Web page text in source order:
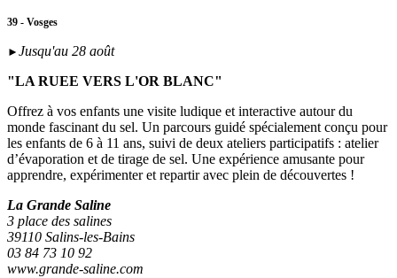
39 - Vosges
► Jusqu'au 28 août
"LA RUEE VERS L'OR BLANC"
Offrez à vos enfants une visite ludique et interactive autour du
monde fascinant du sel. Un parcours guidé spécialement conçu pour
les enfants de 6 à 11 ans, suivi de deux ateliers participatifs : atelier
d’évaporation et de tirage de sel. Une expérience amusante pour
apprendre, expérimenter et repartir avec plein de découvertes !
La Grande Saline
3 place des salines
39110 Salins-les-Bains
03 84 73 10 92
www.grande-saline.com